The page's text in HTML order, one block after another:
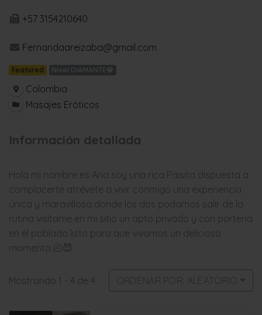
+57 3154210640
Fernandaareizaba@gmail.com
Featured Nivel DIAMANTE💎
Colombia
Masajes Eróticos
Información detallada
Hola mi nombre es Aria soy una rica Paisita dispuesta a
complacerte atrévete a vivir conmigo una experiencia
única y maravillosa donde los dos podamos salir de la
rutina visítame en mi sitio un apto privado y con portería
en el poblado listo para que vivamos un delicioso
momento 🫠😈
Mostrando 1 - 4 de 4 ORDENAR POR: ALEATORIO